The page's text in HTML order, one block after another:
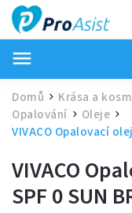
Domů / Krása a
Opalování / Oleje /
VIVACO Opalovací
VIVACO
SPF 0 SUN